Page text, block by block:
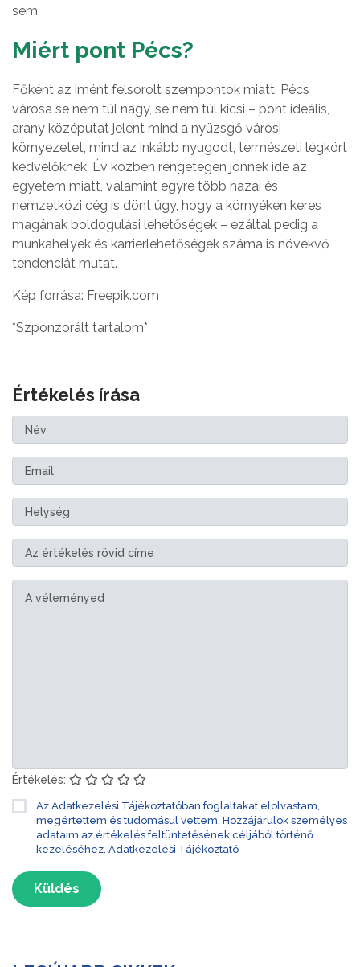
sem.
Miért pont Pécs?
Főként az imént felsorolt szempontok miatt. Pécs
városa se nem túl nagy, se nem túl kicsi – pont ideális,
arany középutat jelent mind a nyüzsgő városi
környezetet, mind az inkább nyugodt, természeti légkört
kedvelőknek. Év közben rengetegen jönnek ide az
egyetem miatt, valamint egyre több hazai és
nemzetközi cég is dönt úgy, hogy a környéken keres
magának boldogulási lehetőségek – ezáltal pedig a
munkahelyek és karrierlehetőségek száma is növekvő
tendenciát mutat.
Kép forrása: Freepik.com
*Szponzorált tartalom*
Értékelés írása
Értékelés:
Az Adatkezelési Tájékoztatóban foglaltakat elolvastam,
megértettem és tudomásul vettem. Hozzájárulok személyes
adataim az értékelés feltüntetésének céljából történő
kezeléséhez. Adatkezelési Tájékoztató
Küldés